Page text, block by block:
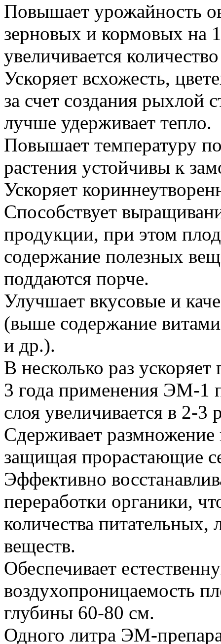
Повышает урожайность
зерновых и кормовых на
увеличивается
Ускоряет всхожесть,
за счет создания рыхлой
лучше удерживает тепло.
Повышает температуру
растения устойчивы к
Ускоряет
Способствует
продукции, при этом
содержание полезных
поддаются порче.
Улучшает вкусовые и
(выше содержание
и др.).
В несколько раз
3 года применения ЭМ-1
слоя увеличивается в 2-3
Сдерживает
защищая прорастающие
Эффективно
переработки органики,
количества питательных,
веществ.
Обеспечивает
воздухопроницаемость
глубины 60-80 см.
Одного литра ЭМ-